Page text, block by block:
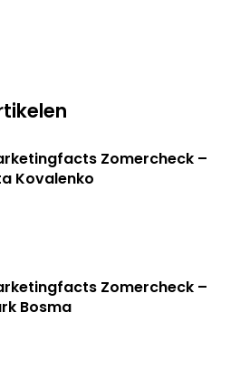
Zomercheck –
Kovalenko
Zomercheck –
Bosma